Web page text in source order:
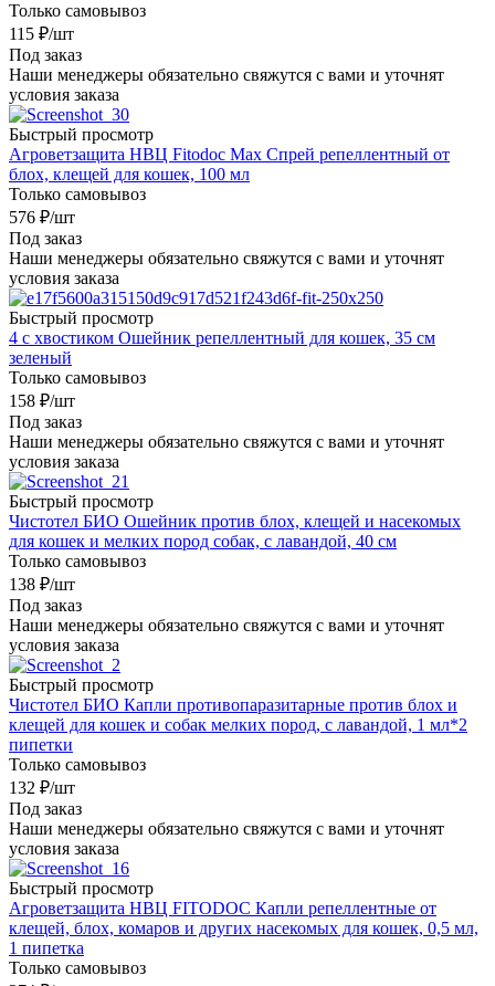
Только самовывоз
115 ₽/шт
Под заказ
Наши менеджеры обязательно свяжутся с вами и уточнят
условия заказа
Быстрый просмотр
Агроветзащита НВЦ Fitodoc Max Спрей репеллентный от
блох, клещей для кошек, 100 мл
Только самовывоз
576 ₽/шт
Под заказ
Наши менеджеры обязательно свяжутся с вами и уточнят
условия заказа
Быстрый просмотр
4 с хвостиком Ошейник репеллентный для кошек, 35 см
зеленый
Только самовывоз
158 ₽/шт
Под заказ
Наши менеджеры обязательно свяжутся с вами и уточнят
условия заказа
Быстрый просмотр
Чистотел БИО Ошейник против блох, клещей и насекомых
для кошек и мелких пород собак, с лавандой, 40 см
Только самовывоз
138 ₽/шт
Под заказ
Наши менеджеры обязательно свяжутся с вами и уточнят
условия заказа
Быстрый просмотр
Чистотел БИО Капли противопаразитарные против блох и
клещей для кошек и собак мелких пород, с лавандой, 1 мл*2
пипетки
Только самовывоз
132 ₽/шт
Под заказ
Наши менеджеры обязательно свяжутся с вами и уточнят
условия заказа
Быстрый просмотр
Агроветзащита НВЦ FITODOC Капли репеллентные от
клещей, блох, комаров и других насекомых для кошек, 0,5 мл,
1 пипетка
Только самовывоз